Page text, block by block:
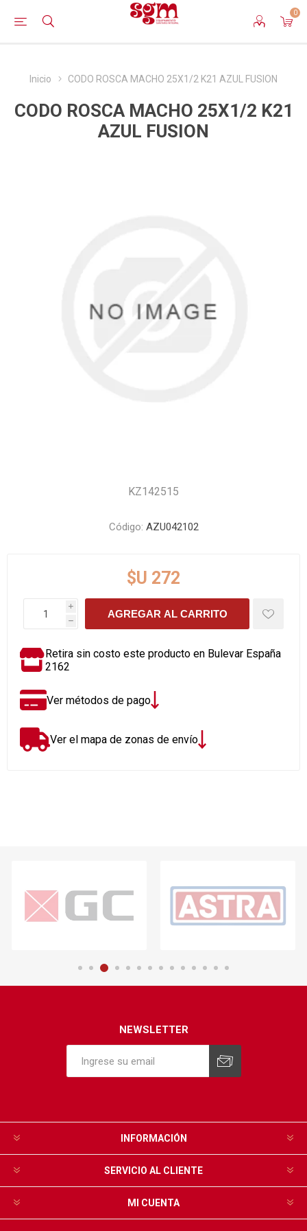
0
Inicio CODO ROSCA MACHO 25X1/2 K21 AZUL FUSION
CODO ROSCA MACHO 25X1/2 K21
AZUL FUSION
KZ142515
Código: AZU042102
$U 272
i
h
AGREGAR AL CARRITO
Retira sin costo este producto en Bulevar España
2162
Ver métodos de pago
Ver el mapa de zonas de envío
NEWSLETTER
INFORMACIÓN
SERVICIO AL CLIENTE
MI CUENTA